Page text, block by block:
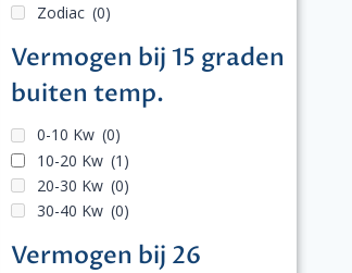
Zodiac (0)
Vermogen bij 15 graden
buiten temp.
0-10 Kw (0)
10-20 Kw (1)
20-30 Kw (0)
30-40 Kw (0)
Vermogen bij 26